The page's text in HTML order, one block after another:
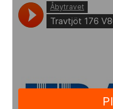
Kursutbud och Aktiviteter
Ungdoms­stipendium
Kontakt